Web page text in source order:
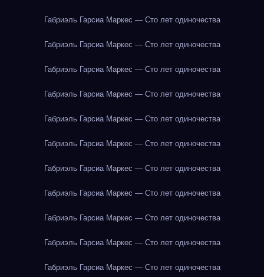
Габриэль Гарсиа Маркес — Сто лет одиночества
Габриэль Гарсиа Маркес — Сто лет одиночества
Габриэль Гарсиа Маркес — Сто лет одиночества
Габриэль Гарсиа Маркес — Сто лет одиночества
Габриэль Гарсиа Маркес — Сто лет одиночества
Габриэль Гарсиа Маркес — Сто лет одиночества
Габриэль Гарсиа Маркес — Сто лет одиночества
Габриэль Гарсиа Маркес — Сто лет одиночества
Габриэль Гарсиа Маркес — Сто лет одиночества
Габриэль Гарсиа Маркес — Сто лет одиночества
Габриэль Гарсиа Маркес — Сто лет одиночества